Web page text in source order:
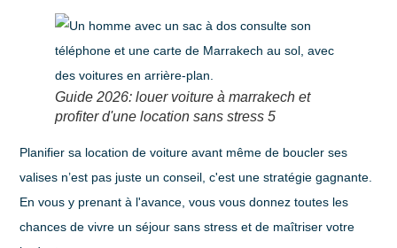
Guide 2026: louer voiture à marrakech et
profiter d'une location sans stress 5
Planifier sa location de voiture avant même de boucler ses
valises n’est pas juste un conseil, c'est une stratégie gagnante.
En vous y prenant à l'avance, vous vous donnez toutes les
chances de vivre un séjour sans stress et de maîtriser votre